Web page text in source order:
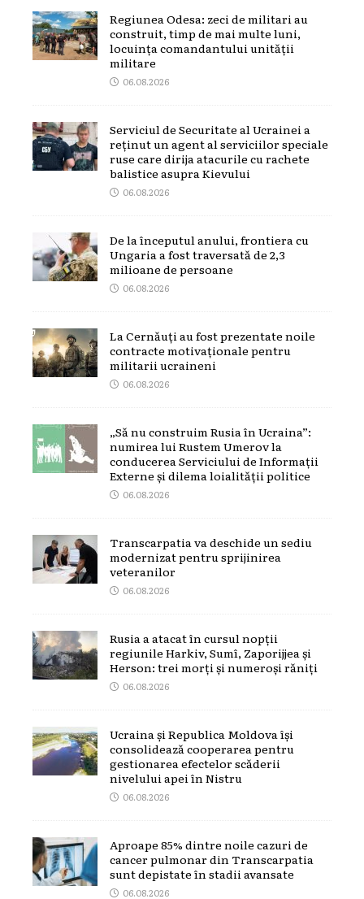
Regiunea Odesa: zeci de militari au
construit, timp de mai multe luni,
locuința comandantului unității
militare
06.08.2026
Serviciul de Securitate al Ucrainei a
reținut un agent al serviciilor speciale
ruse care dirija atacurile cu rachete
balistice asupra Kievului
06.08.2026
De la începutul anului, frontiera cu
Ungaria a fost traversată de 2,3
milioane de persoane
06.08.2026
La Cernăuți au fost prezentate noile
contracte motivaționale pentru
militarii ucraineni
06.08.2026
„Să nu construim Rusia în Ucraina”:
numirea lui Rustem Umerov la
conducerea Serviciului de Informații
Externe și dilema loialității politice
06.08.2026
Transcarpatia va deschide un sediu
modernizat pentru sprijinirea
veteranilor
06.08.2026
Rusia a atacat în cursul nopții
regiunile Harkiv, Sumî, Zaporijjea și
Herson: trei morți și numeroși răniți
06.08.2026
Ucraina și Republica Moldova își
consolidează cooperarea pentru
gestionarea efectelor scăderii
nivelului apei în Nistru
06.08.2026
Aproape 85% dintre noile cazuri de
cancer pulmonar din Transcarpatia
sunt depistate în stadii avansate
06.08.2026